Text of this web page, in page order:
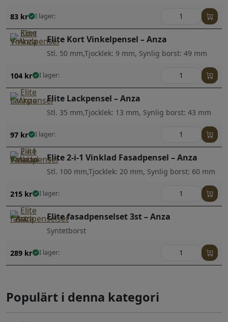
83 kr I lager:
Elite Kort Vinkelpensel – Anza
Stl. 50 mm,Tjocklek: 9 mm, Synlig borst: 49 mm
104 kr I lager:
Elite Lackpensel – Anza
Stl. 35 mm,Tjocklek: 13 mm, Synlig borst: 43 mm
97 kr I lager:
Elite 2-i-1 Vinklad Fasadpensel – Anza
Stl. 100 mm,Tjocklek: 20 mm, Synlig borst: 60 mm
215 kr I lager:
Elite fasadpenselset 3st – Anza
Syntetborst
289 kr I lager:
Populärt i denna kategori